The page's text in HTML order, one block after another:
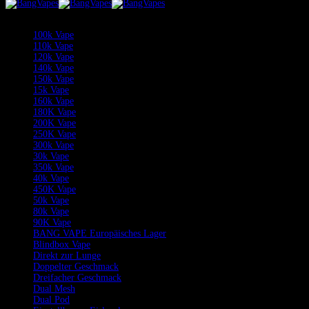
100k Vape
110k Vape
120k Vape
140k Vape
150k Vape
15k Vape
160k Vape
180K Vape
200K Vape
250K Vape
300k Vape
30k Vape
350k Vape
40k Vape
450K Vape
50k Vape
80k Vape
90K Vape
BANG VAPE Europäisches Lager
Blindbox Vape
Direkt zur Lunge
Doppelter Geschmack
Dreifacher Geschmack
Dual Mesh
Dual Pod